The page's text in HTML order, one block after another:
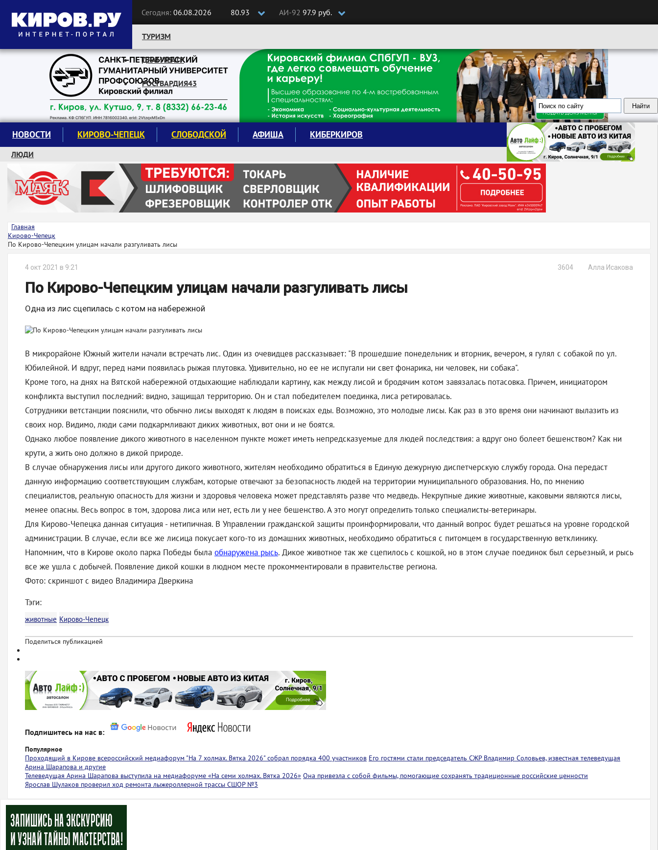
Сегодня: 06.08.2026 80.93 АИ-92 97.9 руб.
Следите за новостями:
ТУРИЗМ
ДРАМТЕАТР
РОСГВАРДИЯ43
НОВОСТИ КИРОВО-ЧЕПЕЦК СЛОБОДСКОЙ АФИША КИБЕРКИРОВ
ЛЮДИ
КРУЖКИ И СЕКЦИИ
ЗАВОДУ "МАЯК" 85 ЛЕТ
ЭКОЛОГИЯ
Главная
Кирово-Чепецк
По Кирово-Чепецким улицам начали разгуливать лисы
4 окт 2021 в 9:21 Алла Исакова
3604
По Кирово-Чепецким улицам начали разгуливать лисы
Одна из лис сцепилась с котом на набережной
В микрорайоне Южный жители начали встречать лис. Один из очевидцев рассказывает: "В прошедшие понедельник и вторник, вечером, я гулял с собакой по ул.
Юбилейной. И вдруг, перед нами появилась рыжая плутовка. Удивительно, но ее не испугали ни свет фонарика, ни человек, ни собака".
Кроме того, на днях на Вятской набережной отдыхающие наблюдали картину, как между лисой и бродячим котом завязалась потасовка. Причем, инициатором
конфликта выступил последний: видно, защищал территорию. Он и стал победителем поединка, лиса ретировалась.
Сотрудники ветстанции пояснили, что обычно лисы выходят к людям в поисках еды. Возможно, это молодые лисы. Как раз в это время они начинают вылазить из
своих нор. Видимо, люди сами подкармливают диких животных, вот они и не боятся.
Однако любое появление дикого животного в населенном пункте может иметь непредсказуемые для людей последствия: а вдруг оно болеет бешенством? Как ни
крути, а жить оно должно в дикой природе.
В случае обнаружения лисы или другого дикого животного, жителям необходимо обратиться в Единую дежурную диспетчерскую службу города. Она передаст
данную информацию соответствующим службам, которые отвечают за безопасность людей на территории муниципального образования. Но, по мнению
специалистов, реальную опасность для жизни и здоровья человека может представлять разве что медведь. Некрупные дикие животные, каковыми являются лисы,
менее опасны. Весь вопрос в том, здорова лиса или нет, есть ли у нее бешенство. А это могут определить только специалисты-ветеринары.
Для Кирово-Чепецка данная ситуация - нетипичная. В Управлении гражданской защиты проинформировали, что данный вопрос будет решаться на уровне городской
администрации. В случае, если все же лисица покусает кого-то из домашних животных, необходимо обратиться с питомцем в государственную ветклинику.
Напомним, что в Кирове около парка Победы была обнаружена рысь. Дикое животное так же сцепилось с кошкой, но в этом случае поединок был серьезный, и рысь
все же ушла с добычей. Появление дикой кошки в людном месте прокомментировали в правительстве региона.
Фото: скриншот с видео Владимира Дверкина
Тэги:
животные Кирово-Чепецк
Поделиться публикацией
Подпишитесь на нас в:
Популярное
Проходящий в Кирове всероссийский медиафорум "На 7 холмах. Вятка 2026" собрал порядка 400 участников Его гостями стали председатель СЖР Владимир Соловьев, известная телеведущая
Арина Шарапова и другие
Телеведущая Арина Шарапова выступила на медиафоруме «На семи холмах. Вятка 2026» Она привезла с собой фильмы, помогающие сохранять традиционные российские ценности
Ярослав Шулаков проверил ход ремонта лыжероллерной трассы СШОР №3